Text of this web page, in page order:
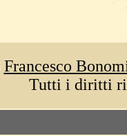
Francesco
Tutti i diritti